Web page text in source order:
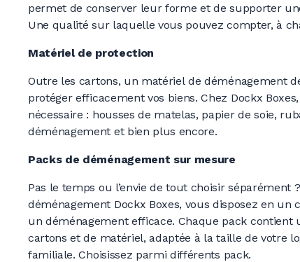
permet de conserver leur forme et de supporter
Une qualité sur laquelle vous pouvez compter, à
Matériel de protection
Outre les cartons, un matériel de déménagement
protéger efficacement vos biens. Chez Dockx
nécessaire : housses de matelas, papier de soie,
déménagement et bien plus encore.
Packs de déménagement sur mesure
Pas le temps ou l’envie de tout choisir séparément
déménagement Dockx Boxes, vous disposez en
un déménagement efficace. Chaque pack contient
cartons et de matériel, adaptée à la taille de votre
familiale. Choisissez parmi différents pack.